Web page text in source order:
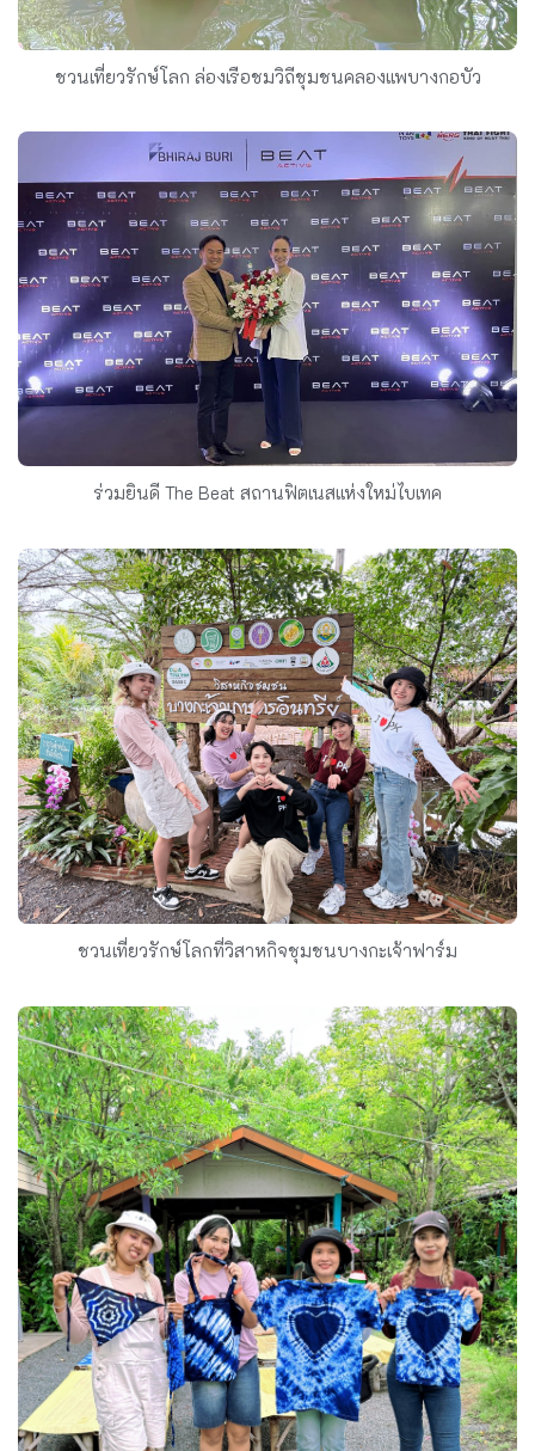
ชวนเที่ยวรักษ์โลก ล่องเรือชมวิถีชุมชนคลองแพบางกอบัว
ร่วมยินดี The Beat สถานฟิตเนสแห่งใหม่ไบเทค
ชวนเที่ยวรักษ์โลกที่วิสาหกิจชุมชนบางกะเจ้าฟาร์ม